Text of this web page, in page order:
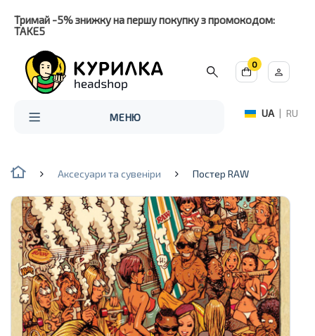
Тримай -5% знижку на першу покупку з промокодом:
TAKE5
0
МЕНЮ UA | RU
Аксесуари та сувеніри Постер RAW